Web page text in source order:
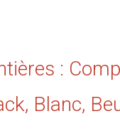
:
Blanc,